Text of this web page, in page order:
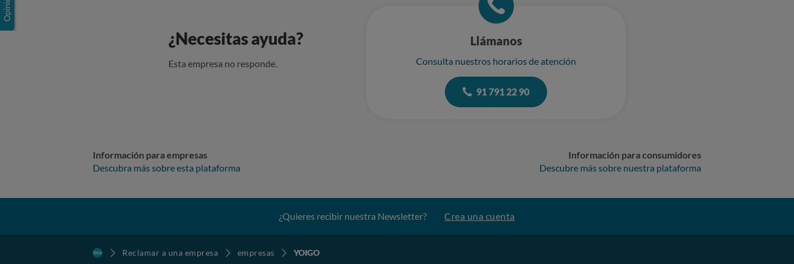
¿Necesitas ayuda?
Esta empresa no responde.
Llámanos
Consulta nuestros horarios de atención
91 791 22 90
Información para empresas
Descubra más sobre esta plataforma
Información para consumidores
Descubre más sobre nuestra plataforma
¿Quieres recibir nuestra Newsletter? Crea una cuenta
Reclamar a una empresa empresas YOIGO